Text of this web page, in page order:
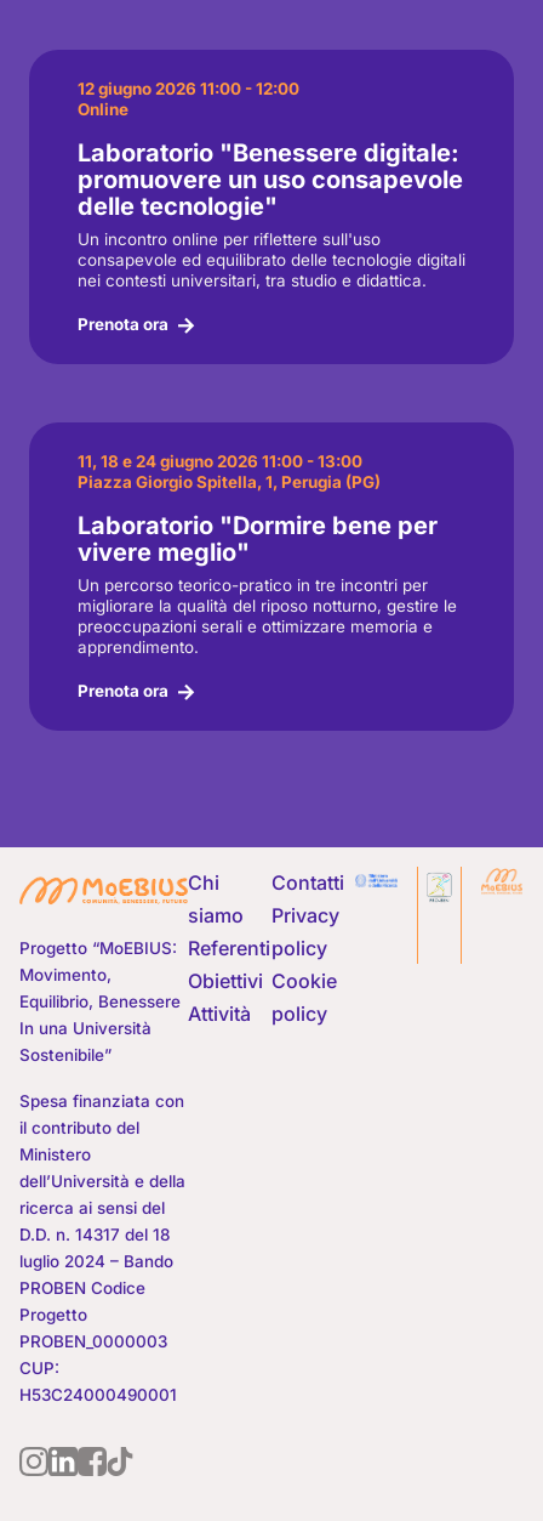
12 giugno 2026 11:00 - 12:00
Online
Laboratorio "Benessere digitale:
promuovere un uso consapevole
delle tecnologie"
Un incontro online per riflettere sull'uso
consapevole ed equilibrato delle tecnologie digitali
nei contesti universitari, tra studio e didattica.
Prenota ora
11, 18 e 24 giugno 2026 11:00 - 13:00
Piazza Giorgio Spitella, 1, Perugia (PG)
Laboratorio "Dormire bene per
vivere meglio"
Un percorso teorico-pratico in tre incontri per
migliorare la qualità del riposo notturno, gestire le
preoccupazioni serali e ottimizzare memoria e
apprendimento.
Prenota ora
Progetto “MoEBIUS:
Movimento,
Equilibrio, Benessere
In una Università
Sostenibile”
Spesa finanziata con
il contributo del
Ministero
dell’Università e della
ricerca ai sensi del
D.D. n. 14317 del 18
luglio 2024 – Bando
PROBEN Codice
Progetto
PROBEN_0000003
CUP:
H53C24000490001
Chi
siamo
Referenti
Obiettivi
Attività
Contatti
Privacy
policy
Cookie
policy